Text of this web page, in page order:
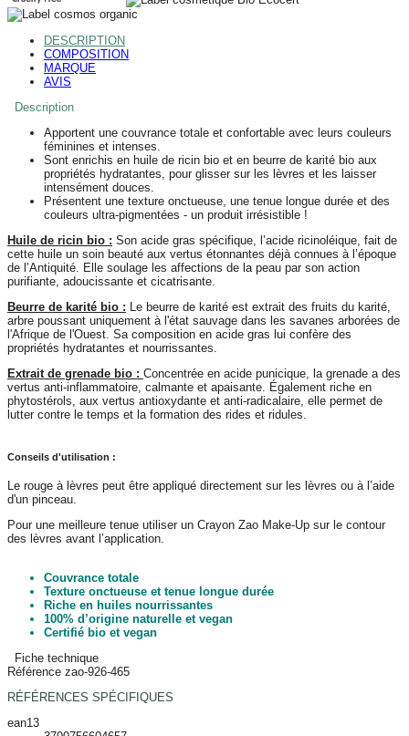
DESCRIPTION
COMPOSITION
MARQUE
AVIS
Description
Apportent une couvrance totale et confortable avec leurs couleurs
féminines et intenses.
Sont enrichis en huile de ricin bio et en beurre de karité bio aux
propriétés hydratantes, pour glisser sur les lèvres et les laisser
intensément douces.
Présentent une texture onctueuse, une tenue longue durée et des
couleurs ultra-pigmentées - un produit irrésistible !
Huile de ricin bio : Son acide gras spécifique, l’acide ricinoléique, fait de
cette huile un soin beauté aux vertus étonnantes déjà connues à l’époque
de l’Antiquité. Elle soulage les affections de la peau par son action
purifiante, adoucissante et cicatrisante.
Beurre de karité bio : Le beurre de karité est extrait des fruits du karité,
arbre poussant uniquement à l'état sauvage dans les savanes arborées de
l'Afrique de l'Ouest. Sa composition en acide gras lui confère des
propriétés hydratantes et nourrissantes.
Extrait de grenade bio : Concentrée en acide punicique, la grenade a des
vertus anti-inflammatoire, calmante et apaisante. Également riche en
phytostérols, aux vertus antioxydante et anti-radicalaire, elle permet de
lutter contre le temps et la formation des rides et ridules.
Conseils d'utilisation :
Le rouge à lèvres peut être appliqué directement sur les lèvres ou à l’aide
d'un pinceau.
Pour une meilleure tenue utiliser un Crayon Zao Make-Up sur le contour
des lèvres avant l’application.
Couvrance totale
Texture onctueuse et tenue longue durée
Riche en huiles nourrissantes
100% d’origine naturelle et vegan
Certifié bio et vegan
Fiche technique
Référence zao-926-465
RÉFÉRENCES SPÉCIFIQUES
ean13